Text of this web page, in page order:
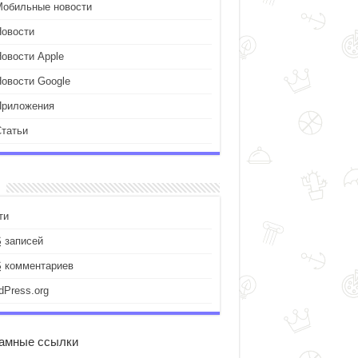
новости
Apple
Google
записей
комментариев
ссылки